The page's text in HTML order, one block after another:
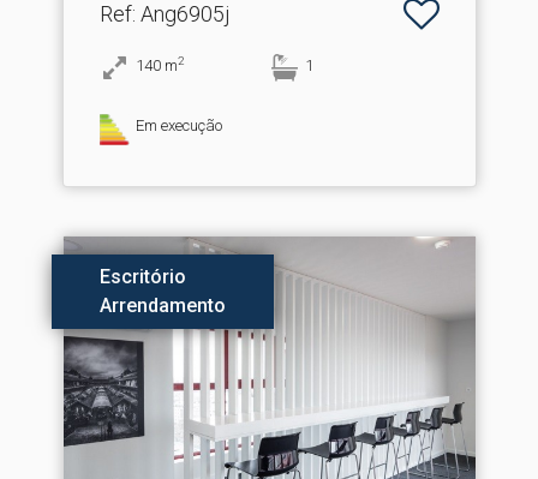
Ref: Ang6905j
140 m2 1
Em execução
Escritório
Arrendamento